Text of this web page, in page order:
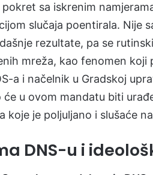
pokret sa iskrenim
slučaja poentirala. Nije
rezultate, pa se
mreža, kao fenomen koji
a i načelnik u Gradskoj
u ovom mandatu biti
koje je poljuljano i slušaće
DNS-u i